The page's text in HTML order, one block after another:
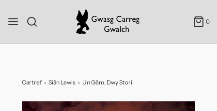
0
Cartref › Siân Lewis › Un Gêm, Dwy Stori